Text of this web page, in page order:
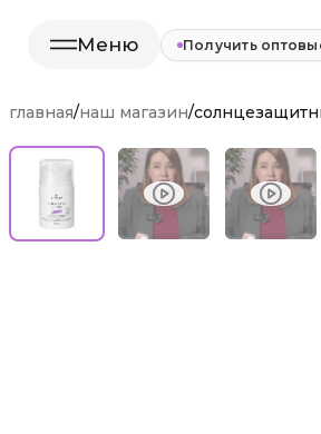
Меню Получить
главная/наш магазин/